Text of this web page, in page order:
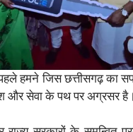
पहले हमने जिस छत्तीसगढ़ का
और सेवा के पथ पर अग्रसर है।